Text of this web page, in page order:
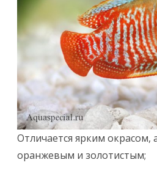
Отличается ярким окрасом,
оранжевым и золотистым;